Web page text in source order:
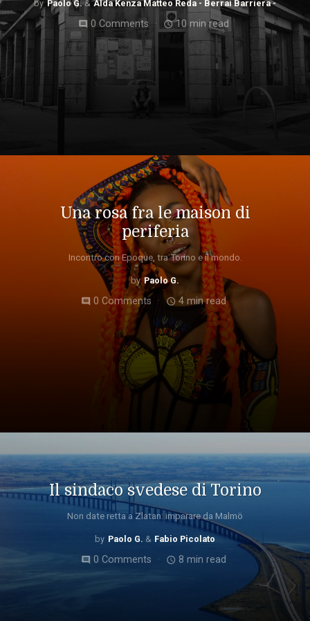
Paolo G. Alda Kenza Matteo Reda - Berrai Barriera -
comment 0 Comments access_time10 min read
Una rosa fra le maison di
periferia
Incontro con Epoque, tra Torino e il mondo.
Paolo G.
comment 0 Comments access_time 4 min read
Il sindaco svedese di Torino
Non date retta a Zlatan: imparare da Malmö
Paolo G. Fabio Picolato
comment0 Comments access_time 8 min read